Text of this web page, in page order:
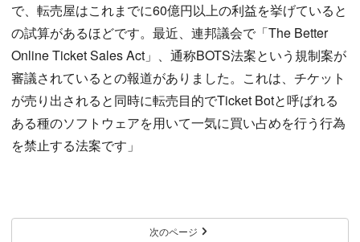
で、転売屋はこれまでに60億円以上の利益を挙げていると
の試算があるほどです。最近、連邦議会で「The Better
Online Ticket Sales Act」、通称BOTS法案という規制案が
審議されているとの報道がありました。これは、チケット
が売り出されると同時に転売目的でTicket Botと呼ばれる
ある種のソフトウェアを用いて一気に買い占めを行う行為
を禁止する法案です」
次のページ